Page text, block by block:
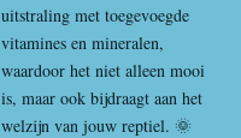
uitstraling met toegevoegde
vitamines en mineralen,
waardoor het niet alleen mooi
is, maar ook bijdraagt aan het
welzijn van jouw reptiel. 🌞